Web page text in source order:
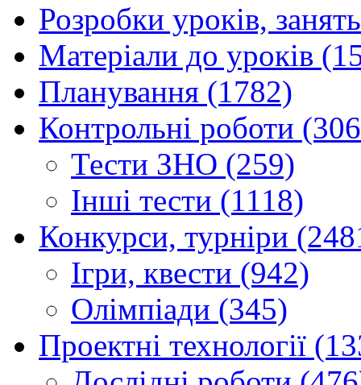
Розробки уроків,
Матеріали до уроків
Планування (1782)
Контрольні роботи
Тести ЗНО (259)
Інші тести (1118)
Конкурси, турніри
Ігри, квести (942)
Олімпіади (345)
Проектні технології